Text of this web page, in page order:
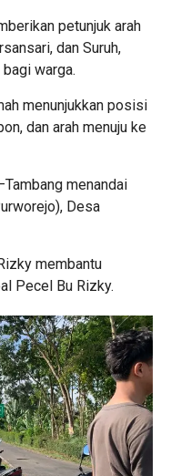
petunjuk arah
dan Suruh,
warga.
menunjukkan posisi
dan arah menuju ke
menandai
Desa
membantu
Pecel Bu Rizky.